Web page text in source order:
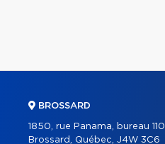
BROSSARD
1850, rue Panama, bureau 110
Brossard, Québec, J4W 3C6